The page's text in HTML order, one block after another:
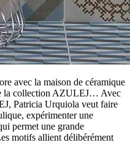
avec la maison de céramique
la collection AZULEJ… Avec
Patricia Urquiola veut faire
expérimenter une
permet une grande
motifs allient délibérément